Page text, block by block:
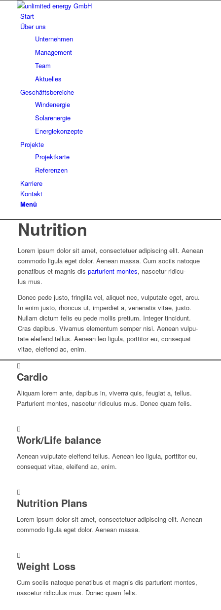
Start
Über uns
Unter­neh­men
Manage­ment
Team
Aktu­el­les
Geschäfts­be­rei­che
Wind­ener­gie
Solar­ener­gie
Ener­gie­kon­zepte
Pro­jekte
Pro­jekt­karte
Refe­ren­zen
Kar­riere
Kontakt
Menü
Nut­ri­tion
Lorem ipsum dolor sit amet, con­sec­te­tuer adi­pi­scing elit. Aenean
commodo ligula eget dolor. Aenean massa. Cum sociis natoque
pena­ti­bus et magnis dis par­tu­ri­ent montes, nasce­tur ridi­cu­
lus mus.
Donec pede justo, frin­gilla vel, aliquet nec, vul­pu­tate eget, arcu.
In enim justo, rhoncus ut, imper­diet a, venena­tis vitae, justo.
Nullam dictum felis eu pede mollis pretium. Integer tin­cidunt.
Cras dapibus. Vivamus ele­mentum semper nisi. Aenean vul­pu­
tate eleifend tellus. Aenean leo ligula, port­ti­tor eu, con­se­quat
vitae, eleifend ac, enim.
Cardio
Aliquam lorem ante, dapibus in, viverra quis, feugiat a, tellus.
Par­tu­ri­ent montes, nasce­tur ridi­cu­lus mus. Donec quam felis.
Work/Life balance
Aenean vul­pu­tate eleifend tellus. Aenean leo ligula, port­ti­tor eu,
con­se­quat vitae, eleifend ac, enim.
Nut­ri­tion Plans
Lorem ipsum dolor sit amet, con­sec­te­tuer adi­pi­scing elit. Aenean
commodo ligula eget dolor. Aenean massa.
Weight Loss
Cum sociis natoque pena­ti­bus et magnis dis par­tu­ri­ent montes,
nasce­tur ridi­cu­lus mus. Donec quam felis.